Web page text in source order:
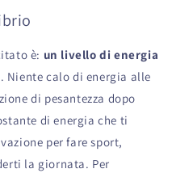
è: un livello di energia
. Niente calo di energia alle
di pesantezza dopo
di energia che ti
per fare sport,
la giornata. Per